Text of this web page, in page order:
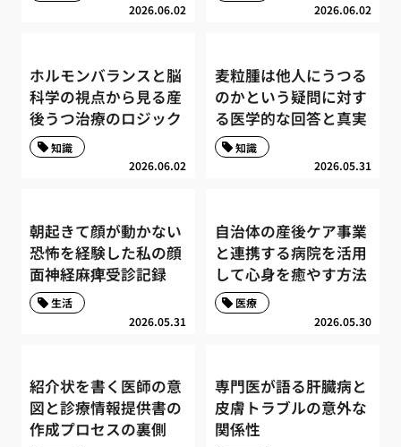
2026.06.02 2026.06.02
ホルモンバランスと脳
科学の視点から見る産
後うつ治療のロジック
2026.06.02
知識
麦粒腫は他人にうつる
のかという疑問に対す
る医学的な回答と真実
2026.05.31
知識
朝起きて顔が動かない
恐怖を経験した私の顔
面神経麻痺受診記録
2026.05.31
生活
自治体の産後ケア事業
と連携する病院を活用
して心身を癒やす方法
2026.05.30
医療
紹介状を書く医師の意
図と診療情報提供書の
作成プロセスの裏側
専門医が語る肝臓病と
皮膚トラブルの意外な
関係性